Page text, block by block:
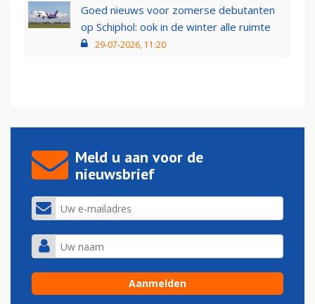
Goed nieuws voor zomerse debutanten
op Schiphol: ook in de winter alle ruimte
29-07-2026, 11:20
Meld u aan voor de
nieuwsbrief